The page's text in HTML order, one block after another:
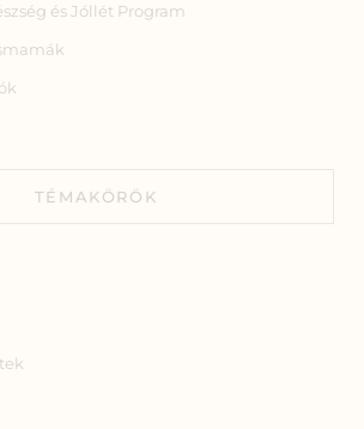
és Jóllét Program
TÉMAKÖRÖK